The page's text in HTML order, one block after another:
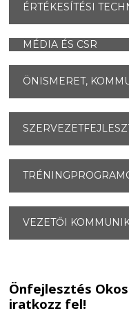
ÉRTÉKESÍTÉSI
MÉDIA ÉS CSR
ÖNISMERET,
VEZETŐI
Önfejlesztés
iratkozz fel!